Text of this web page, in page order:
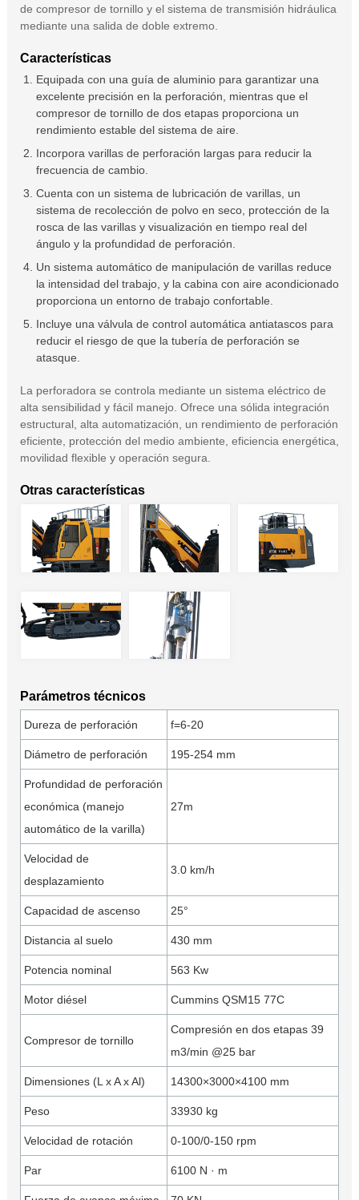
de compresor de tornillo y el sistema de transmisión hidráulica
mediante una salida de doble extremo.
Características
Equipada con una guía de aluminio para garantizar una
excelente precisión en la perforación, mientras que el
compresor de tornillo de dos etapas proporciona un
rendimiento estable del sistema de aire.
Incorpora varillas de perforación largas para reducir la
frecuencia de cambio.
Cuenta con un sistema de lubricación de varillas, un
sistema de recolección de polvo en seco, protección de la
rosca de las varillas y visualización en tiempo real del
ángulo y la profundidad de perforación.
Un sistema automático de manipulación de varillas reduce
la intensidad del trabajo, y la cabina con aire acondicionado
proporciona un entorno de trabajo confortable.
Incluye una válvula de control automática antiatascos para
reducir el riesgo de que la tubería de perforación se
atasque.
La perforadora se controla mediante un sistema eléctrico de
alta sensibilidad y fácil manejo. Ofrece una sólida integración
estructural, alta automatización, un rendimiento de perforación
eficiente, protección del medio ambiente, eficiencia energética,
movilidad flexible y operación segura.
Otras características
Parámetros técnicos
Dureza de perforación f=6-20
Diámetro de perforación 195-254 mm
Profundidad de perforación
económica (manejo
automático de la varilla)
27m
Velocidad de
desplazamiento
3.0 km/h
Capacidad de ascenso 25°
Distancia al suelo 430 mm
Potencia nominal 563 Kw
Motor diésel Cummins QSM15 77C
Compresor de tornillo
Compresión en dos etapas 39
m3/min @25 bar
Dimensiones (L x A x Al) 14300×3000×4100 mm
Peso 33930 kg
Velocidad de rotación 0-100/0-150 rpm
Par 6100 N · m